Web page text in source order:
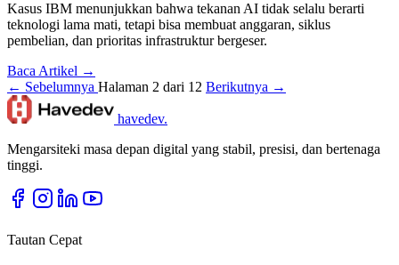
Kasus IBM menunjukkan bahwa tekanan AI tidak selalu berarti
teknologi lama mati, tetapi bisa membuat anggaran, siklus
pembelian, dan prioritas infrastruktur bergeser.
Baca Artikel →
← Sebelumnya Halaman 2 dari 12 Berikutnya →
havedev.
Mengarsiteki masa depan digital yang stabil, presisi, dan bertenaga
tinggi.
Tautan Cepat